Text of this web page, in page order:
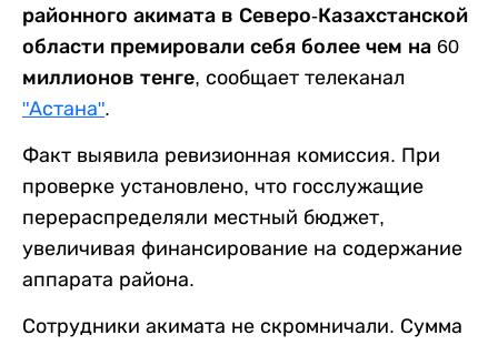
районного акимата в Северо-Казахстанской
области премировали себя более чем на 60
миллионов тенге, сообщает телеканал
"Астана".
Факт выявила ревизионная комиссия. При
проверке установлено, что госслужащие
перераспределяли местный бюджет,
увеличивая финансирование на содержание
аппарата района.
Сотрудники акимата не скромничали. Сумма